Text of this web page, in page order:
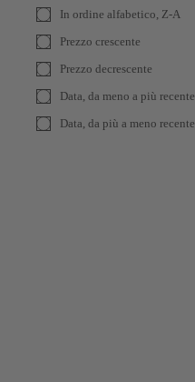
In ordine alfabetico, Z-A
Prezzo crescente
Prezzo decrescente
Data, da meno a più recente
Data, da più a meno recente